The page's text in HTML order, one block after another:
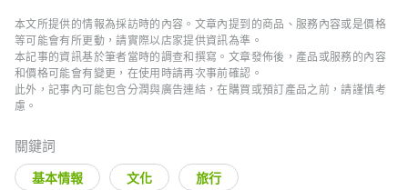
本文所提供的情報為採訪時的內容。文章內提到的商品、服務內容或是價格
等可能會有所更動，請實際以店家提供資訊為準。
本記事的資訊基於筆者當時的調查和撰寫。文章發佈後，產品或服務的內容
和價格可能會有變更，在使用時請再次事前確認。
此外，記事內可能包含分潤與廣告連結，在購買或預訂產品之前，請謹慎考
慮。
關鍵詞
基本情報 文化 旅行